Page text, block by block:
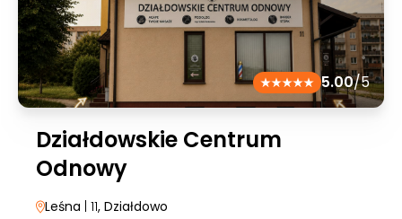
5.00/5
Działdowskie Centrum
Odnowy
Leśna | 11, Działdowo